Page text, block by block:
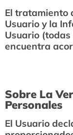
El tratamiento
Usuario y la
Usuario (todas
encuentra
Sobre La
Personales
El Usuario